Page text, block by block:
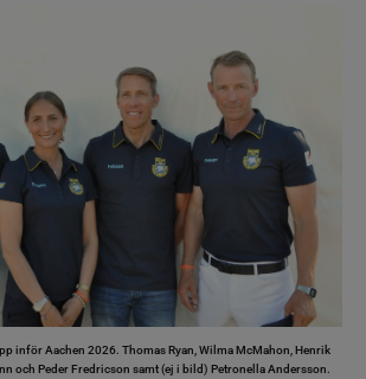
inför Aachen 2026. Thomas Ryan, Wilma McMahon, Henrik
och Peder Fredricson samt (ej i bild) Petronella Andersson.